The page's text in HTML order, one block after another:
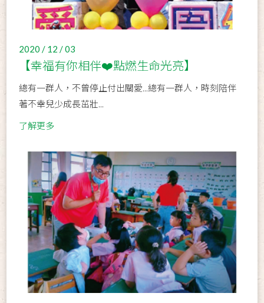
2020 / 12 / 03
【幸福有你相伴❤️點燃生命光亮】
總有一群人，不曾停止付出關愛...總有一群人，時刻陪伴
著不幸兒少成長茁壯...
了解更多